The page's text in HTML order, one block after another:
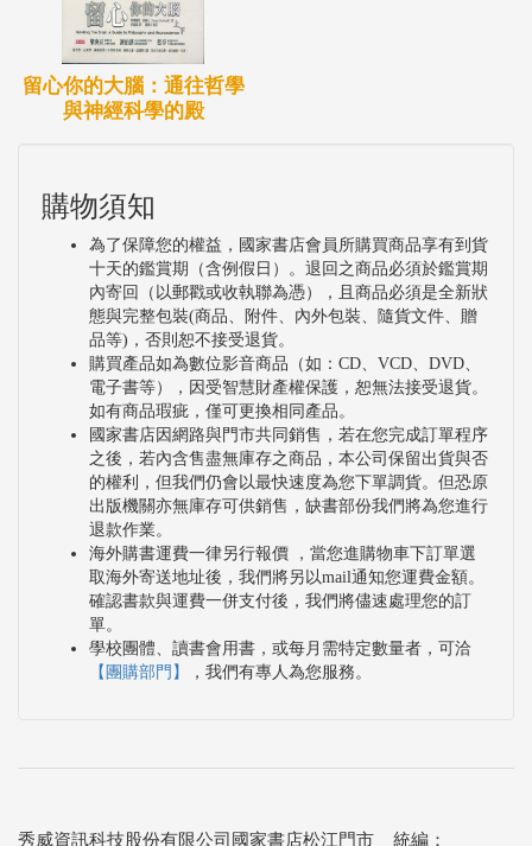
留心你的大腦：通往哲學
與神經科學的殿
購物須知
為了保障您的權益，國家書店會員所購買商品享有到貨
十天的鑑賞期（含例假日）。退回之商品必須於鑑賞期
內寄回（以郵戳或收執聯為憑），且商品必須是全新狀
態與完整包裝(商品、附件、內外包裝、隨貨文件、贈
品等)，否則恕不接受退貨。
購買產品如為數位影音商品（如：CD、VCD、DVD、
電子書等），因受智慧財產權保護，恕無法接受退貨。
如有商品瑕疵，僅可更換相同產品。
國家書店因網路與門市共同銷售，若在您完成訂單程序
之後，若內含售盡無庫存之商品，本公司保留出貨與否
的權利，但我們仍會以最快速度為您下單調貨。但恐原
出版機關亦無庫存可供銷售，缺書部份我們將為您進行
退款作業。
海外購書運費一律另行報價 ，當您進購物車下訂單選
取海外寄送地址後，我們將另以mail通知您運費金額。
確認書款與運費一併支付後，我們將儘速處理您的訂
單。
學校團體、讀書會用書，或每月需特定數量者，可洽
【團購部門】
，我們有專人為您服務。
秀威資訊科技股份有限公司國家書店松江門市 統編：